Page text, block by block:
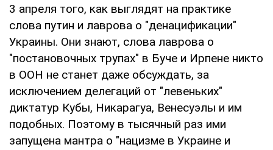
3 апреля того, как выглядят на практике
слова путин и лаврова о "денацификации"
Украины. Они знают, слова лаврова о
"постановочных трупах" в Буче и Ирпене никто
в ООН не станет даже обсуждать, за
исключением делегаций от "левеньких"
диктатур Кубы, Никарагуа, Венесуэлы и им
подобных. Поэтому в тысячный раз ими
запущена мантра о "нацизме в Украине и